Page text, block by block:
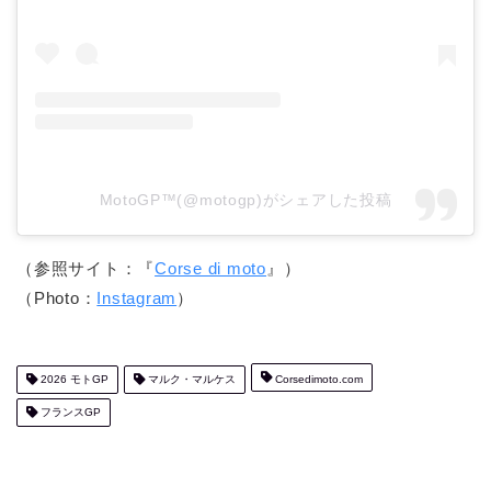
MotoGP™(@motogp)がシェアした投稿
（参照サイト：『Corse di moto 』）
（Photo： Instagram ）
2026 モトGP マルク・マルケス Corsedimoto.com
フランスGP